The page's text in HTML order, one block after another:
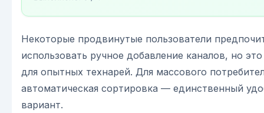
Некоторые продвинутые пользователи
использовать ручное добавление каналов, но
для опытных технарей. Для массового
автоматическая сортировка — единственный
вариант.